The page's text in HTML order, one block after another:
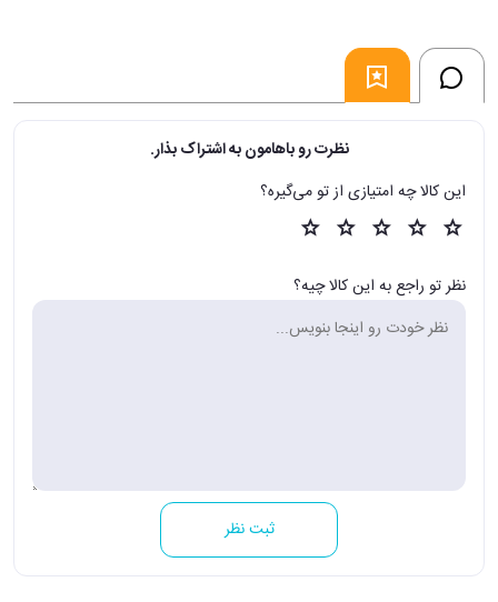
نظرت رو باهامون به اشتراک بذار.
این کالا چه امتیازی از تو می‌گیره؟
نظر تو راجع به این کالا چیه؟
ثبت نظر